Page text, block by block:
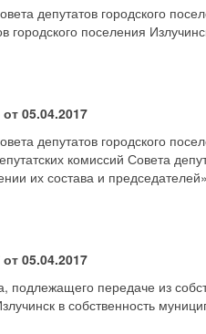
депутатов городского
поселения
05.04.2017
депутатов городского
комиссий Совета
их состава и председателей»
05.04.2017
передаче из
в собственность